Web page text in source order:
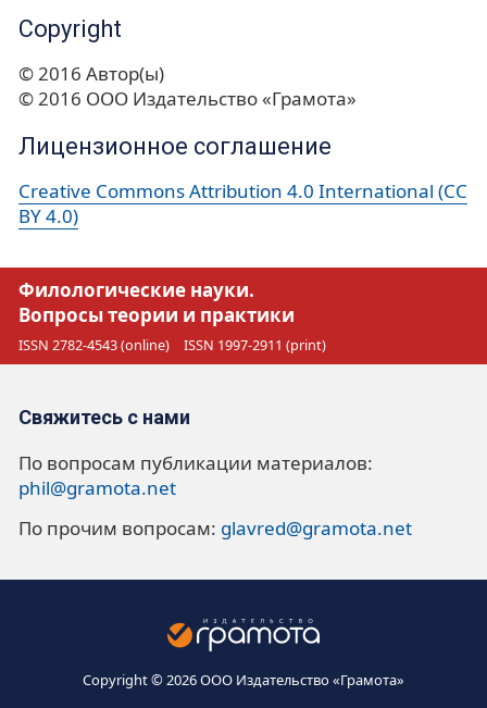
Copyright
© 2016 Автор(ы)
© 2016 ООО Издательство «Грамота»
Лицензионное соглашение
Creative Commons Attribution 4.0 International (CC
BY 4.0)
Филологические науки.
Вопросы теории и практики
ISSN 2782-4543 (online) ISSN 1997-2911 (print)
Свяжитесь с нами
По вопросам публикации материалов:
phil@gramota.net
По прочим вопросам: glavred@gramota.net
Copyright © 2026 ООО Издательство «Грамота»